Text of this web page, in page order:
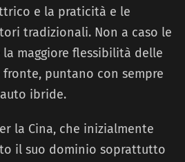
e la praticità e le
tradizionali. Non a caso le
maggiore flessibilità delle
puntano con sempre
ibride.
la Cina, che inizialmente
il suo dominio soprattutto